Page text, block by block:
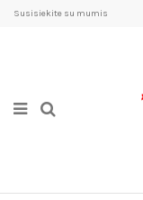
Susisiekite su mumis